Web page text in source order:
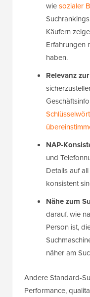
wiesozialer
Käufern
Erfahrungen
haben.
Relevanz
NAP-
und
Details auf
konsistent
Nähe zum
darauf, wie
Person ist,
näher am
Andere Standard-
Performance,